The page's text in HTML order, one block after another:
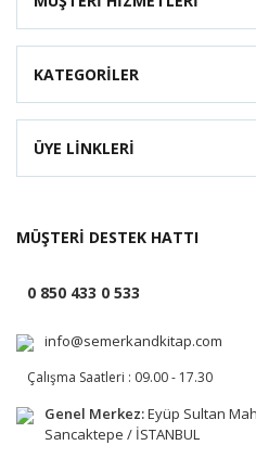
KATEGORİLER
ÜYE LİNKLERİ
MÜŞTERİ DESTEK HATTI
0 850 433 0 533
info@semerkandkitap.com
Çalışma Saatleri : 09.00 - 17.30
Genel Merkez:Eyüp Sultan
Sancaktepe / İSTANBUL